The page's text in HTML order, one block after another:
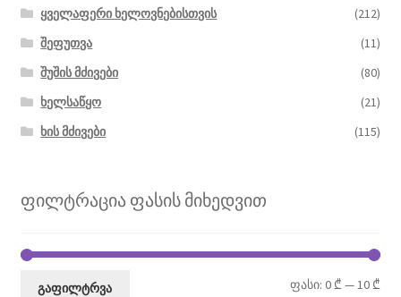
ყველაფერი ხელოვნებისთვის
(212)
შეფუთვა
(11)
შუშის მძივები
(80)
ხელსაწყო
(21)
ხის მძივები
(115)
ფილტრაცია ფასის მიხედვით
გაფილტრვა ფასი:0 ₾—10 ₾